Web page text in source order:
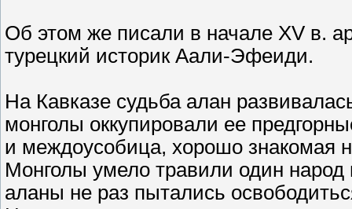
Об этом же писали в начале XV в.
турецкий историк Аали-Эфеиди.
На Кавказе судьба алан
монголы оккупировали ее
и междоусобица, хорошо знакомая
Монголы умело травили один народ
аланы не раз пытались